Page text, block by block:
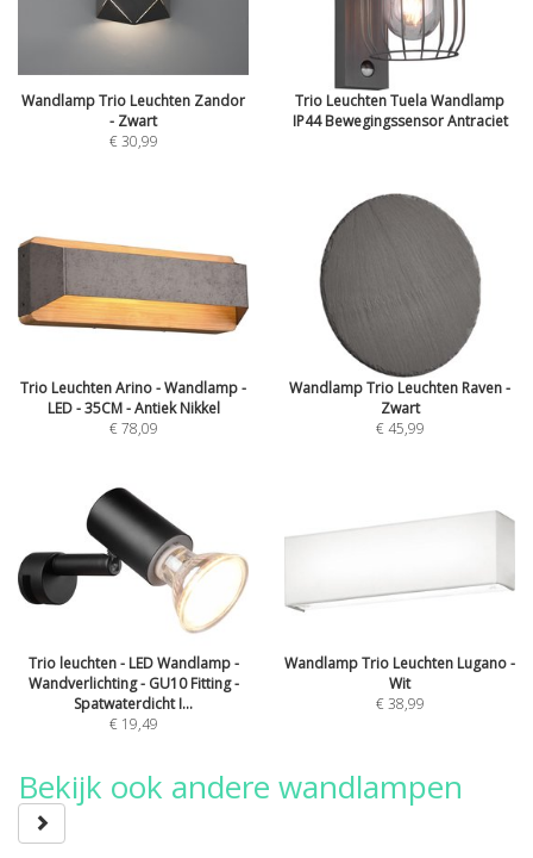
Wandlamp Trio Leuchten Zandor
- Zwart
€ 30,99
Trio Leuchten Tuela Wandlamp
IP44 Bewegingssensor Antraciet
Trio Leuchten Arino - Wandlamp -
LED - 35CM - Antiek Nikkel
€ 78,09
Wandlamp Trio Leuchten Raven -
Zwart
€ 45,99
Trio leuchten - LED Wandlamp -
Wandverlichting - GU10 Fitting -
Spatwaterdicht I...
€ 19,49
Wandlamp Trio Leuchten Lugano -
Wit
€ 38,99
Bekijk ook andere wandlampen